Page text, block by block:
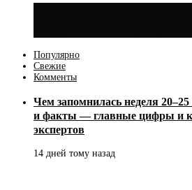
Популярно
Свежие
Комменты
Чем запомнилась неделя
и факты — главные цифры и
экспертов
14 дней тому назад